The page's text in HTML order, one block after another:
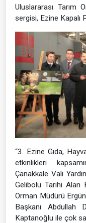
Uluslararası Tarım
sergisi, Ezine Kapalı
“3. Ezine Gıda,
etkinlikleri
Çanakkale Vali
Gelibolu Tarihi Alan
Orman Müdürü
Başkanı Abdullah
Kaptanoğlu ile çok